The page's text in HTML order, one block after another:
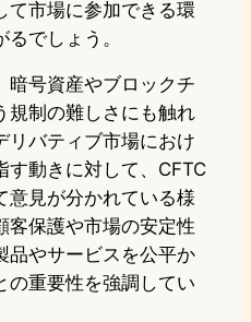
て市場に参加できる環
でしょう。
暗号資産やブロックチ
規制の難しさにも触れ
リバティブ市場におけ
す動きに対して、CFTC
意見が分かれている様
客保護や市場の安定性
品やサービスを公平か
の重要性を強調してい